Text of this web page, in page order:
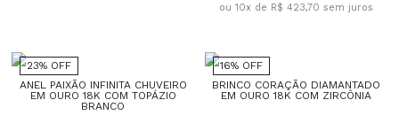
ou 10x de R$ 423,70 sem juros
23% OFF
ANEL PAIXÃO INFINITA CHUVEIRO
EM OURO 18K COM TOPÁZIO
BRANCO
16% OFF
BRINCO CORAÇÃO DIAMANTADO
EM OURO 18K COM ZIRCÔNIA